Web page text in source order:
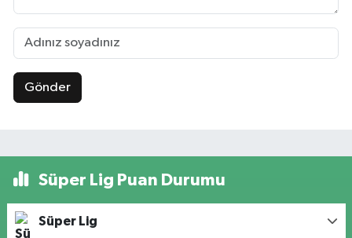
Gönder
Süper Lig Puan Durumu
Süper Lig